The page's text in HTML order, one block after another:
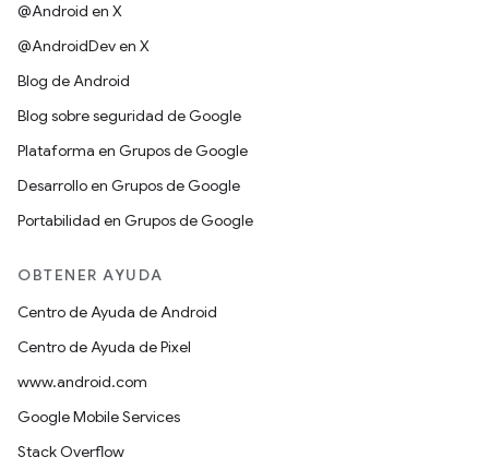
@Android en X
@AndroidDev en X
Blog de Android
Blog sobre seguridad de Google
Plataforma en Grupos de Google
Desarrollo en Grupos de Google
Portabilidad en Grupos de Google
OBTENER AYUDA
Centro de Ayuda de Android
Centro de Ayuda de Pixel
www.android.com
Google Mobile Services
Stack Overflow